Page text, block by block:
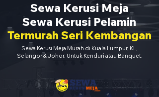
Sewa Kerusi Meja
Sewa Kerusi Pelamin
Termurah Seri Kembangan
Sewa Kerusi Meja Murah di Kuala Lumpur, KL,
Selangor & Johor. Untuk Kenduri atau Banquet.